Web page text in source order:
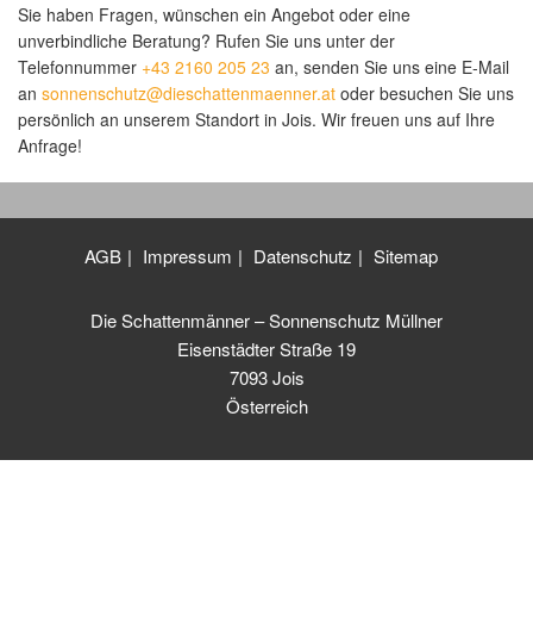
Sie haben Fragen, wünschen ein Angebot oder eine
unverbindliche Beratung? Rufen Sie uns unter der
Telefonnummer +43 2160 205 23 an, senden Sie uns eine E-Mail
an sonnenschutz@dieschattenmaenner.at oder besuchen Sie uns
persönlich an unserem Standort in Jois. Wir freuen uns auf Ihre
Anfrage!
AGB Impressum Datenschutz Sitemap
Die Schattenmänner – Sonnenschutz Müllner
Eisenstädter Straße 19
7093 Jois
Österreich